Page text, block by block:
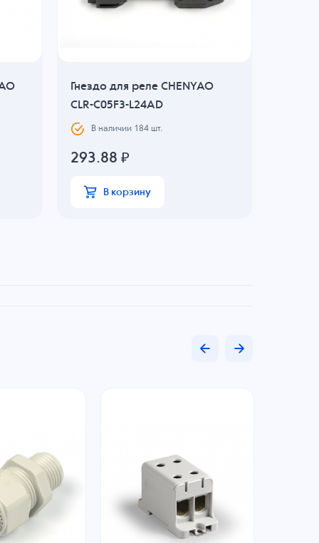
Гнездо для реле CHENYAO
CLR-C05F3-L24AD
В наличии 184шт.
293.88 ₽
В корзину